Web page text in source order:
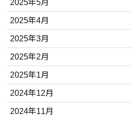
2025年5月
2025年4月
2025年3月
2025年2月
2025年1月
2024年12月
2024年11月